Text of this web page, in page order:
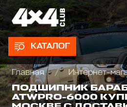
КАТАЛОГ
Главная Интернет-
ПОДШИПНИК
ATWPRO-6000